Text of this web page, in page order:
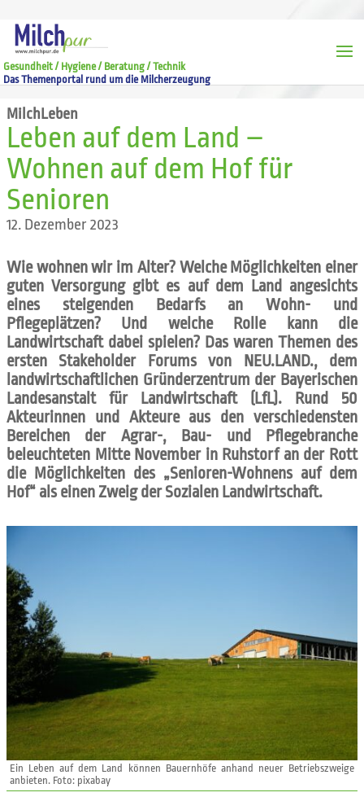
Gesundheit / Hygiene / Beratung / Technik
Das Themenportal rund um die Milcherzeugung
MilchLeben
Leben auf dem Land –
Wohnen auf dem Hof für
Senioren
12. Dezember 2023
Wie wohnen wir im Alter? Welche Möglichkeiten einer
guten Versorgung gibt es auf dem Land angesichts
eines steigenden Bedarfs an Wohn- und
Pflegeplätzen? Und welche Rolle kann die
Landwirtschaft dabei spielen? Das waren Themen des
ersten Stakeholder Forums von NEU.LAND., dem
landwirtschaftlichen Gründerzentrum der Bayerischen
Landesanstalt für Landwirtschaft (LfL). Rund 50
Akteurinnen und Akteure aus den verschiedensten
Bereichen der Agrar-, Bau- und Pflegebranche
beleuchteten Mitte November in Ruhstorf an der Rott
die Möglichkeiten des „Senioren-Wohnens auf dem
Hof“ als einen Zweig der Sozialen Landwirtschaft.
Ein Leben auf dem Land können Bauernhöfe anhand neuer Betriebszweige
anbieten. Foto: pixabay